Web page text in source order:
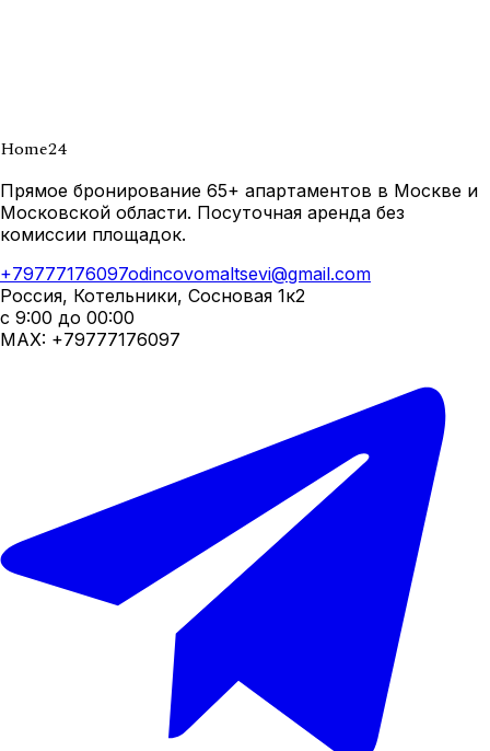
Home24
Прямое бронирование 65+ апартаментов в Москве и
Московской области. Посуточная аренда без
комиссии площадок.
+79777176097odincovomaltsevi@gmail.com
Россия, Котельники, Сосновая 1к2
с 9:00 до 00:00
MAX: +79777176097